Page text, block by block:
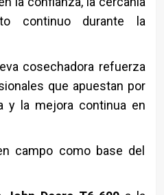
continuo durante la
cosechadora refuerza
que apuestan por
y la mejora continua en
campo como base del